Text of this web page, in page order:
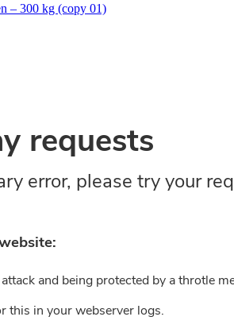
– 300 kg (copy 01)